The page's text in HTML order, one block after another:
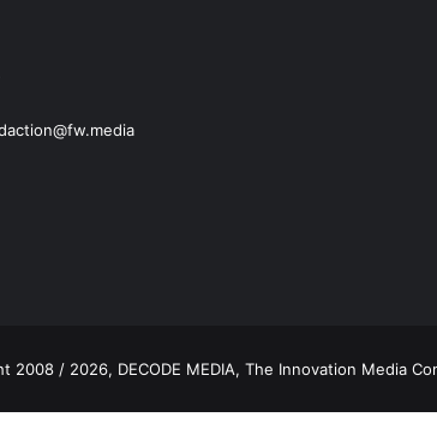
2008 / 2026, DECODE MEDIA, The Innovation Media